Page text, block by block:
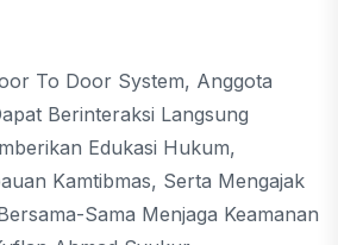
To Door System, Anggota
Berinteraksi Langsung
Edukasi Hukum,
Kamtibmas, Serta Mengajak
Sama Menjaga Keamanan